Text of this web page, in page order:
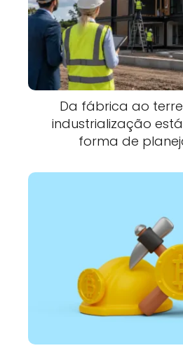
Da fábrica ao
industrialização
forma de